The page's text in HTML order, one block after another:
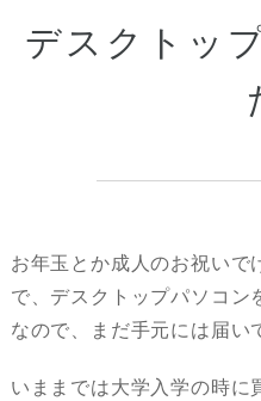
デスクトッ
お年玉とか成人のお祝いで
で、デスクトップパソコン
なので、まだ手元には届い
いままでは大学入学の時